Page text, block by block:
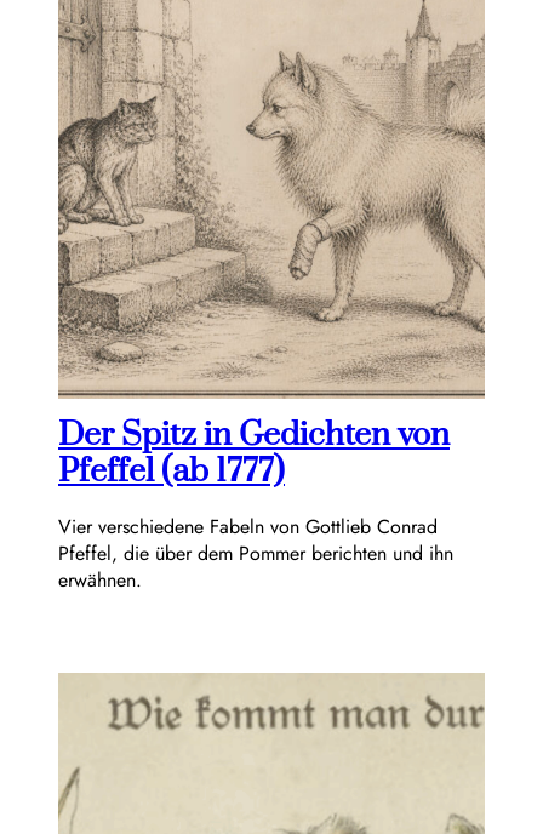
Der Spitz in Gedichten von
Pfeffel (ab 1777)
Vier verschiedene Fabeln von Gottlieb Conrad
Pfeffel, die über dem Pommer berichten und ihn
erwähnen.